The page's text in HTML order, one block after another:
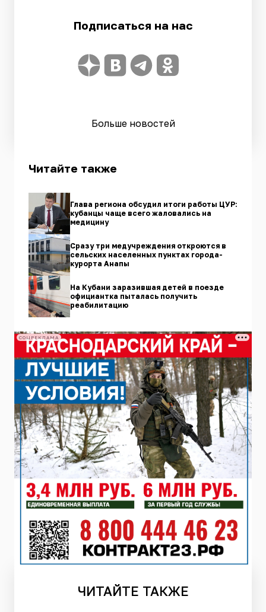
Подписаться на нас
Больше новостей
Читайте также
Глава региона обсудил итоги работы ЦУР:
кубанцы чаще всего жаловались на
медицину
Сразу три медучреждения откроются в
сельских населенных пунктах города-
курорта Анапы
На Кубани заразившая детей в поезде
официантка пыталась получить
реабилитацию
СОЦРЕКЛАМА
ЧИТАЙТЕ ТАКЖЕ